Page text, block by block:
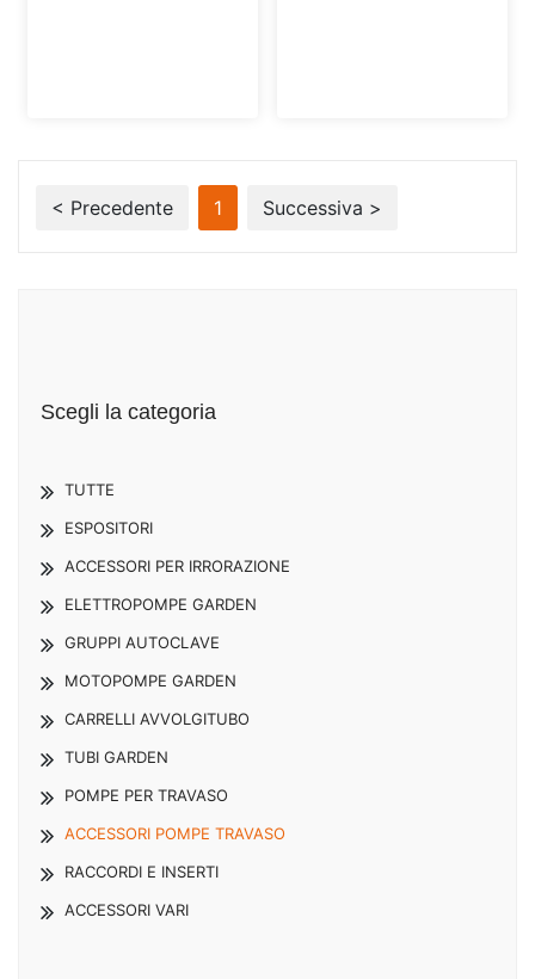
< Precedente 1 Successiva >
Scegli la categoria
TUTTE
ESPOSITORI
ACCESSORI PER IRRORAZIONE
ELETTROPOMPE GARDEN
GRUPPI AUTOCLAVE
MOTOPOMPE GARDEN
CARRELLI AVVOLGITUBO
TUBI GARDEN
POMPE PER TRAVASO
ACCESSORI POMPE TRAVASO
RACCORDI E INSERTI
ACCESSORI VARI